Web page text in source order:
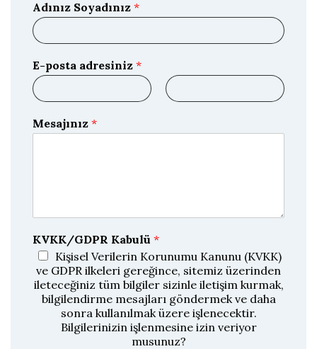
Adınız Soyadınız *
E-posta adresiniz *
-
p
o
u
a
Mesajınız *
KVKK/GDPR Kabulü *
Kişisel Verilerin Korunumu Kanunu (KVKK)
ve GDPR ilkeleri gereğince, sitemiz üzerinden
ileteceğiniz tüm bilgiler sizinle iletişim kurmak,
bilgilendirme mesajları göndermek ve daha
sonra kullanılmak üzere işlenecektir.
Bilgilerinizin işlenmesine izin veriyor
musunuz?